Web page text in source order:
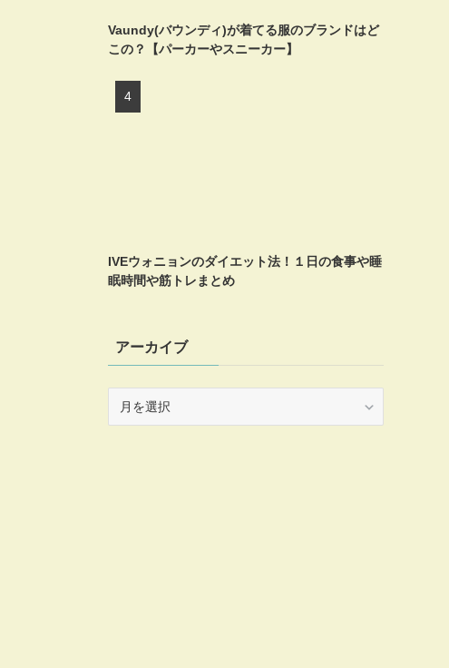
Vaundy(バウンディ)が着てる服のブランドはど
この？【パーカーやスニーカー】
IVEウォニョンのダイエット法！１日の食事や睡
眠時間や筋トレまとめ
アーカイブ